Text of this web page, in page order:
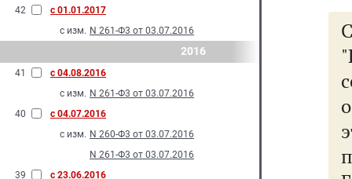
42
с 01.01.2017
с изм. N 261-Ф3 от 03.07.2016
2016
41
с 04.08.2016
с изм. N 261-Ф3 от 03.07.2016
40
с 04.07.2016
с изм. N 260-Ф3 от 03.07.2016
N 261-Ф3 от 03.07.2016
39
с 23.06.2016